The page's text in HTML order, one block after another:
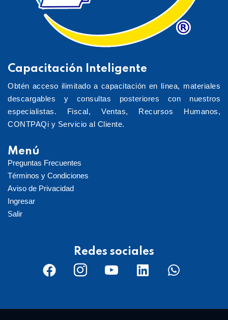
Capacitación Inteligente
Obtén acceso ilimitado a capacitación en línea, materiales
descargables y consultas posteriores con nuestros
especialistas. Fiscal, Ventas, Recursos Humanos,
CONTPAQi y Servicio al Cliente.
Menú
Preguntas Frecuentes
Términos y Condiciones
Aviso de Privacidad
Ingresar
Salir
Redes sociales